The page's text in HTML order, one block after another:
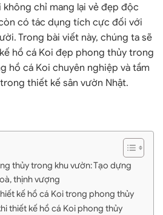
chỉ mang lại vẻ đẹp độc
có tác dụng tích cực đối với
Trong bài viết này, chúng ta sẽ
hồ cá Koi đẹp phong thủy trong
hồ cá Koi chuyên nghiệp và tầm
thiết kế sân vườn Nhật.
thủy trong khu vườn: Tạo dựng
thịnh vượng
kế hồ cá Koi trong phong thủy
thiết kế hồ cá Koi phong thủy